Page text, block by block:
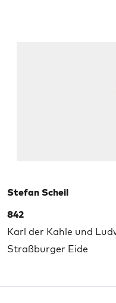
Stefan Scheil
842
Karl der Kahle und
Straßburger Eide